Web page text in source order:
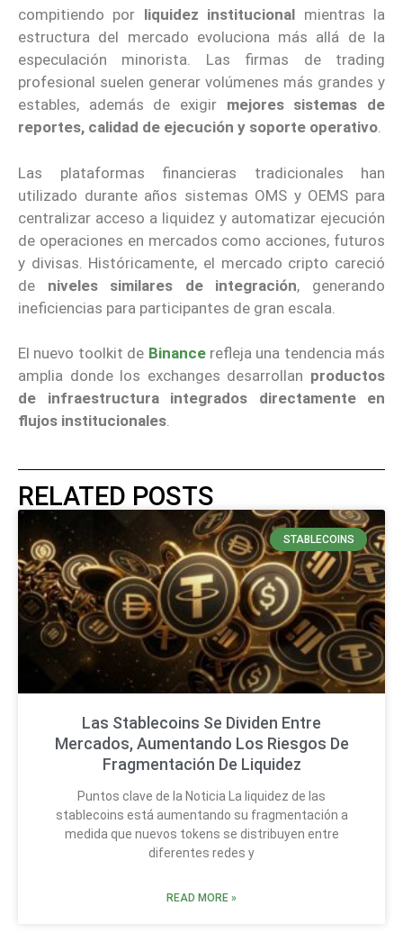
compitiendo por liquidez institucional mientras la
estructura del mercado evoluciona más allá de la
especulación minorista. Las firmas de trading
profesional suelen generar volúmenes más grandes y
estables, además de exigir mejores sistemas de
reportes, calidad de ejecución y soporte operativo.
Las plataformas financieras tradicionales han
utilizado durante años sistemas OMS y OEMS para
centralizar acceso a liquidez y automatizar ejecución
de operaciones en mercados como acciones, futuros
y divisas. Históricamente, el mercado cripto careció
de niveles similares de integración, generando
ineficiencias para participantes de gran escala.
El nuevo toolkit de Binance refleja una tendencia más
amplia donde los exchanges desarrollan productos
de infraestructura integrados directamente en
flujos institucionales.
RELATED POSTS
STABLECOINS
Las Stablecoins Se Dividen Entre
Mercados, Aumentando Los Riesgos De
Fragmentación De Liquidez
Puntos clave de la Noticia La liquidez de las
stablecoins está aumentando su fragmentación a
medida que nuevos tokens se distribuyen entre
diferentes redes y
READ MORE »